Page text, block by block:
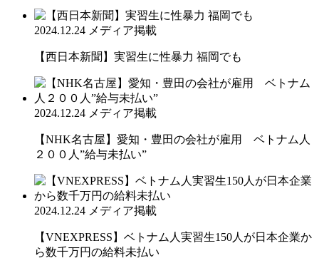
2024.12.24 メディア掲載
【西日本新聞】実習生に性暴力 福岡でも
2024.12.24 メディア掲載
【NHK名古屋】愛知・豊田の会社が雇用 ベトナム人
２００人”給与未払い”
2024.12.24 メディア掲載
【VNEXPRESS】ベトナム人実習生150人が日本企業か
ら数千万円の給料未払い